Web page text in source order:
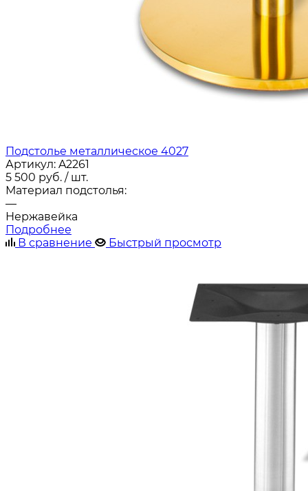
Подстолье металлическое 4027
Артикул: A2261
5 500 руб. / шт.
Материал подстолья:
—
Нержавейка
Подробнее
В сравнение
Быстрый просмотр